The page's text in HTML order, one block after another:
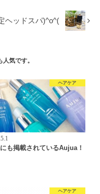
ヘッドスパ)^o^(
気です。
ヘアケア
も掲載されているAujua！
ヘアケア